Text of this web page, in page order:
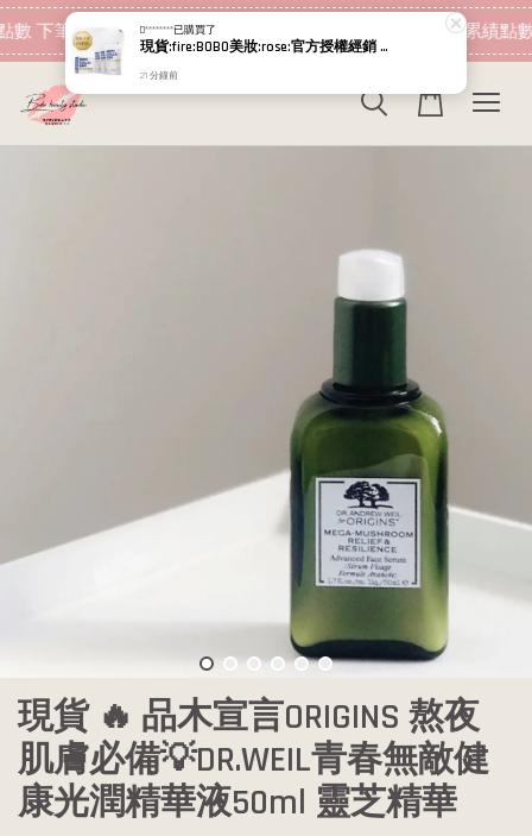
下筆消費即可折抵 現在去購物！ 加入會員 消費即可累績點
現貨 🔥 品木宣言ORIGINS 熬夜
肌膚必備💡DR.WEIL青春無敵健
康光潤精華液50ml 靈芝精華
D********已購買了
現貨:fire:BOBO美妝:rose:官方授權經銷 日本NIPPI 日本製100%純膠原蛋白胜肽白金版 1盒3袋(附5g湯匙) 易吸收
21 分鐘前